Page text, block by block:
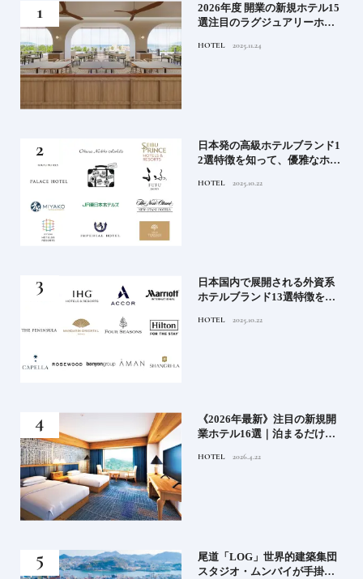
2026年度 開業の新規ホテル15
選注目のラグジュアリーホテ
ィホテルまでご紹介【前編】
HOTEL 2025.11.24
日本発の高級ホテルブランド1
2選特徴を知って、優雅なホテ
ンド大解剖①
HOTEL 2025.10.22
日本国内で展開される外資系
ホテルブランド13選特徴を知
満喫｜ホテルブランド大解剖
HOTEL 2025.10.22
《2026年最新》注目の新規開
業ホテル16選｜泊まるだけで
ル
HOTEL 2026.4.22
尾道「LOG」世界的建築集団
スタジオ・ムンバイが手掛け